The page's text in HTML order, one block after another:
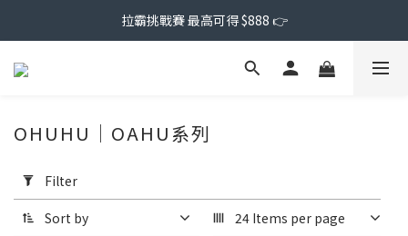
拉霸挑戰賽 最高可得 $888 👉
Filter
(0/20)
OHUHU｜OAHU系列
Filter
Sort by 24 Items per page